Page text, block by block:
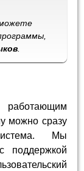
работающим
можно сразу
Мы
поддержкой